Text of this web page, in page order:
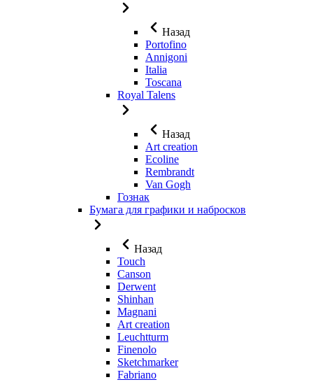
Назад
Portofino
Annigoni
Italia
Toscana
Royal Talens
Назад
Art creation
Ecoline
Rembrandt
Van Gogh
Гознак
Бумага для графики и набросков
Назад
Touch
Canson
Derwent
Shinhan
Magnani
Art creation
Leuchtturm
Finenolo
Sketchmarker
Fabriano